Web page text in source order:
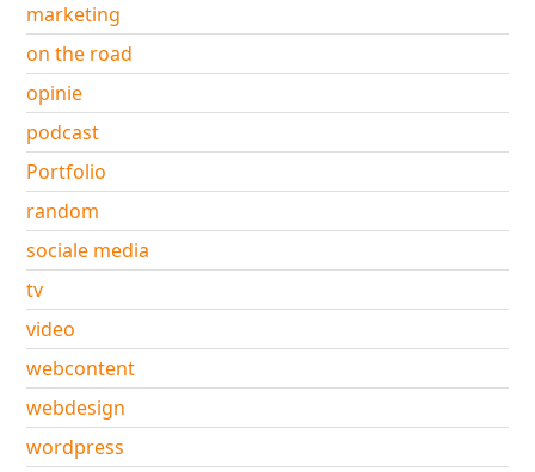
marketing
on the road
opinie
podcast
Portfolio
random
sociale media
tv
video
webcontent
webdesign
wordpress